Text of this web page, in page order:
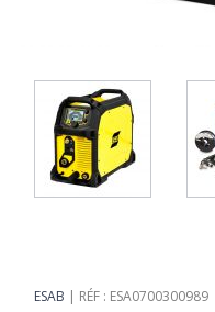
ESAB RÉF : ESA0700300989